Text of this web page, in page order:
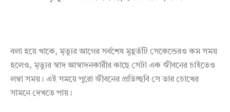
বলা হয়ে থাকে, মৃত্যুর আগের সর্বশেষ মুহূর্তটি সেকেন্ডেরও কম সময়
হলেও, মৃত্যুর স্বাদ আস্বাদনকারীর কাছে সেটা এক জীবনের চাইতেও
লম্বা সময়। এই সময়ে পুরো জীবনের প্রতিচ্ছবি সে তার চোখের
সামনে দেখতে পায়।